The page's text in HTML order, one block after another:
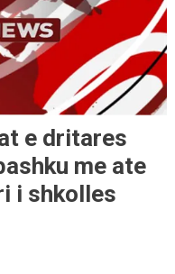
e dritares
me ate
i shkolles